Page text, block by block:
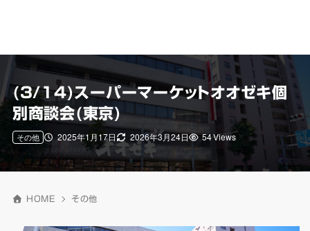
(3/14)スーパーマーケットオオゼキ個
別商談会(東京)
2025年1月17日 2026年3月24日
その他 54 Views
HOME その他